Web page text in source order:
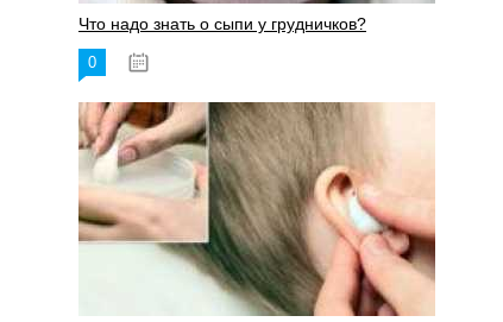
Что надо знать о сыпи у грудничков?
0